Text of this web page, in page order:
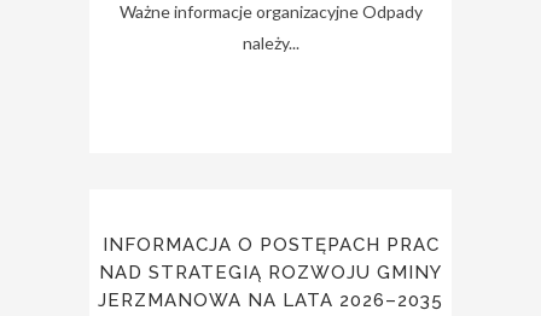
Ważne informacje organizacyjne Odpady
należy...
INFORMACJA O POSTĘPACH PRAC
NAD STRATEGIĄ ROZWOJU GMINY
JERZMANOWA NA LATA 2026–2035